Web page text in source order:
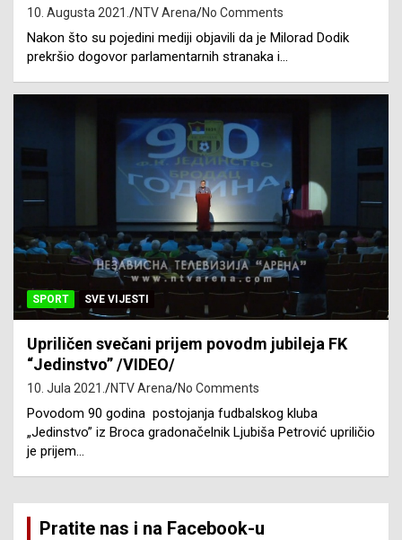
10. Augusta 2021. NTV Arena No Comments
Nakon što su pojedini mediji objavili da je Milorad Dodik
prekršio dogovor parlamentarnih stranaka i…
SPORT SVE VIJESTI
Upriličen svečani prijem povodm jubileja FK
“Jedinstvo” /VIDEO/
10. Jula 2021. NTV Arena No Comments
Povodom 90 godina postojanja fudbalskog kluba
„Jedinstvo” iz Broca gradonačelnik Ljubiša Petrović upriličio
je prijem…
Pratite nas i na Facebook-u